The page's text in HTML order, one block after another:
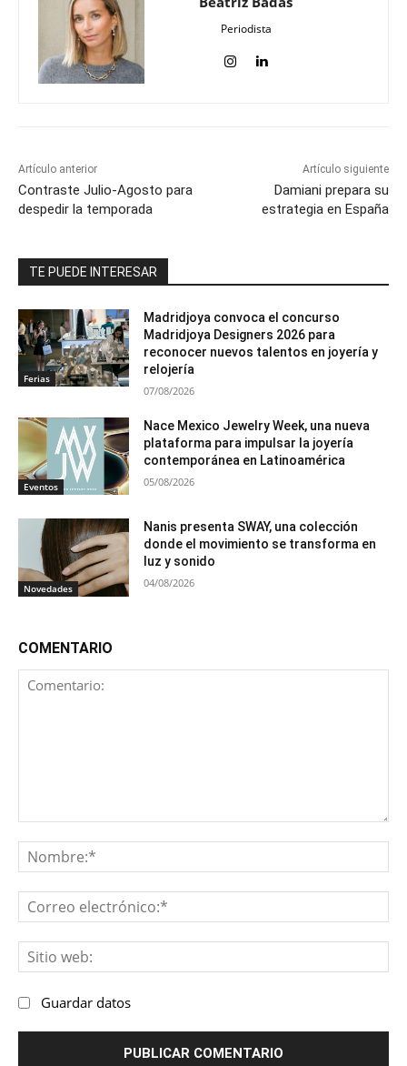
Periodista
Artículo anterior
Contraste Julio-Agosto para
despedir la temporada
Artículo siguiente
Damiani prepara su
estrategia en España
TE PUEDE INTERESAR
Ferias
Madridjoya convoca el concurso
Madridjoya Designers 2026 para
reconocer nuevos talentos en joyería y
relojería
07/08/2026
Eventos
Nace Mexico Jewelry Week, una nueva
plataforma para impulsar la joyería
contemporánea en Latinoamérica
05/08/2026
Novedades
Nanis presenta SWAY, una colección
donde el movimiento se transforma en
luz y sonido
04/08/2026
COMENTARIO
Guardar datos